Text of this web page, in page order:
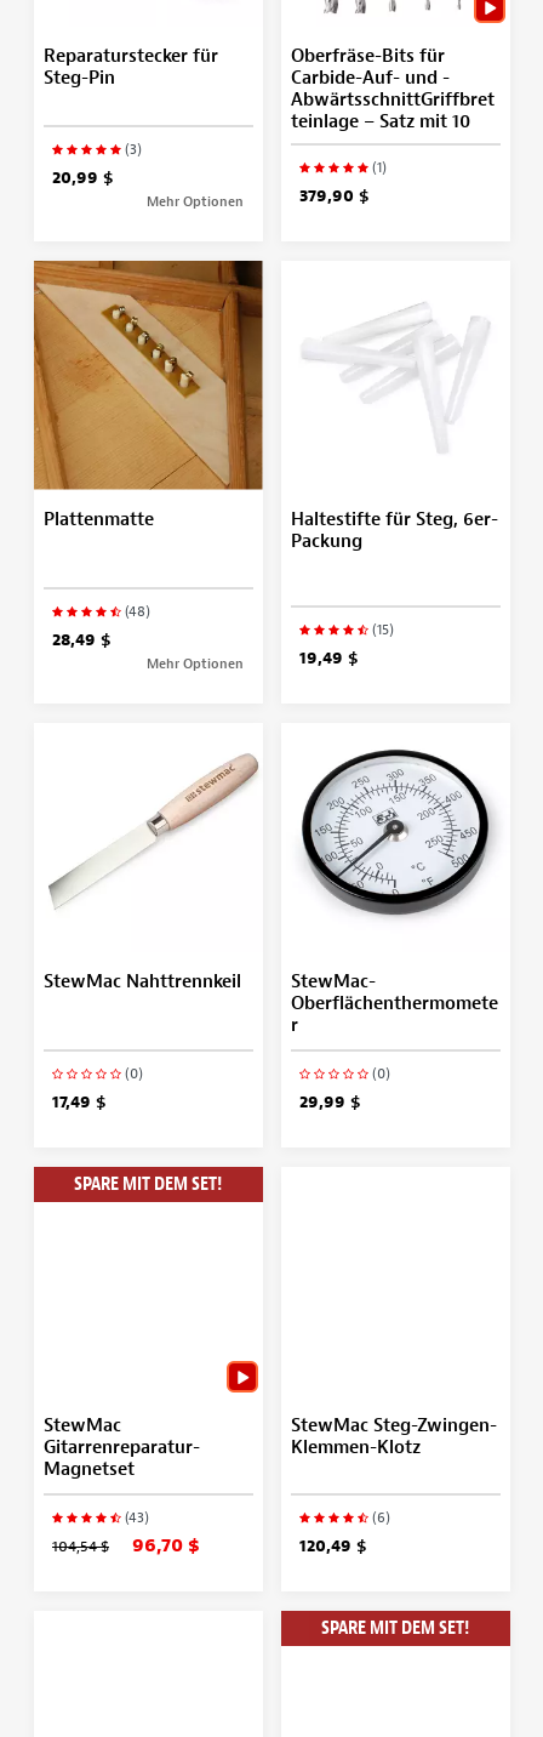
Reparaturstecker für
Steg-Pin
(3)
20,99 $
Mehr Optionen
Oberfräse-Bits für
Carbide-Auf- und -
AbwärtsschnittGriffbret
teinlage – Satz mit 10
(1)
379,90 $
Plattenmatte
(48)
28,49 $
Mehr Optionen
Haltestifte für Steg, 6er-
Packung
(15)
19,49 $
StewMac Nahttrennkeil
(0)
17,49 $
StewMac-
Oberflächenthermomete
r
(0)
29,99 $
SPARE MIT DEM SET!
StewMac
Gitarrenreparatur-
Magnetset
(43)
104,54 $ 96,70 $
StewMac Steg-Zwingen-
Klemmen-Klotz
(6)
120,49 $
SPARE MIT DEM SET!